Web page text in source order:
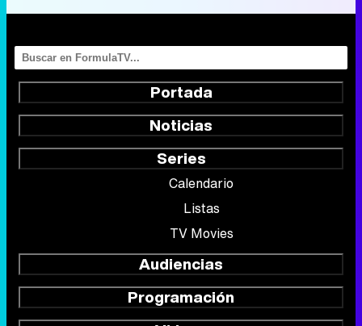
Portada
Noticias
Series
Calendario
Listas
TV Movies
Audiencias
Programación